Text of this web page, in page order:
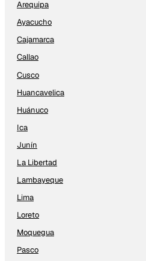
Arequipa
Ayacucho
Cajamarca
Callao
Cusco
Huancavelica
Huánuco
Ica
Junín
La Libertad
Lambayeque
Lima
Loreto
Moquegua
Pasco